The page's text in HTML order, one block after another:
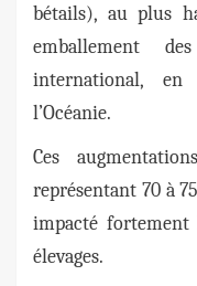
bétails), au plus
emballement
international,
l’Océanie.
Ces
représentant 70 à
impacté
élevages.